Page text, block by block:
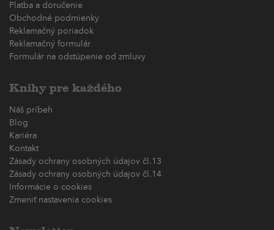
Platba a doručenie
Obchodné podmienky
Reklamačný poriadok
Reklamačný formulár
Formulár na odstúpenie od zmluvy
Knihy pre každého
Náš príbeh
Blog
Kariéra
Kontakt
Zásady ochrany osobných údajov čl.13
Zásady ochrany osobných údajov čl.14
Informácie o cookies
Zmeniť nastavenia cookies